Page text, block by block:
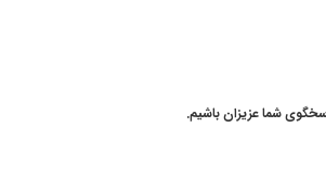
شما عزیزان باشیم.